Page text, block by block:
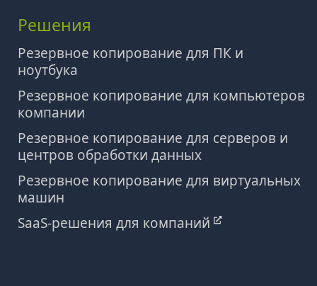
Решения
Резервное копирование для ПК и
ноутбука
Резервное копирование для компьютеров
компании
Резервное копирование для серверов и
центров обработки данных
Резервное копирование для виртуальных
машин
SaaS-решения для компаний